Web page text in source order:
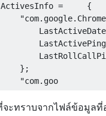
=     {
};
จะทราบจากไฟล์ข้อมูลที่